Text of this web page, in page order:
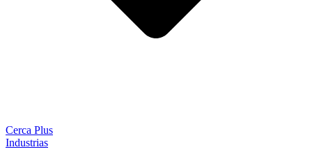
Cerca Plus
Industrias